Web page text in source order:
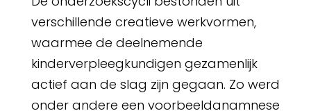
verschillende creatieve werkvormen,
waarmee de deelnemende
kinderverpleegkundigen gezamenlijk
actief aan de slag zijn gegaan. Zo werd
onder andere een voorbeeldanamnese